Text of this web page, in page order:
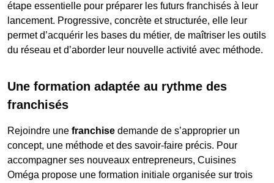
étape essentielle pour préparer les futurs franchisés à leur
lancement. Progressive, concrète et structurée, elle leur
permet d’acquérir les bases du métier, de maîtriser les outils
du réseau et d’aborder leur nouvelle activité avec méthode.
Une formation adaptée au rythme des
franchisés
Rejoindre une franchise demande de s’approprier un
concept, une méthode et des savoir-faire précis. Pour
accompagner ses nouveaux entrepreneurs, Cuisines
Oméga propose une formation initiale organisée sur trois